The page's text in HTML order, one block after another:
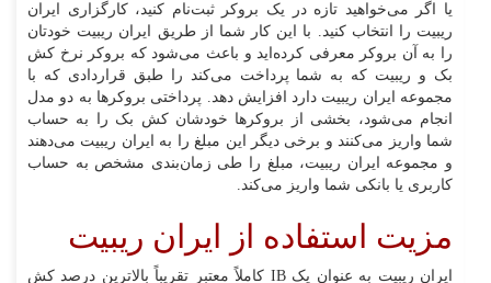
یا اگر می‌خواهید تازه در یک بروکر ثبت‌نام کنید، کارگزاری ایران
ریبیت را انتخاب کنید. با این کار شما از طریق ایران ریبیت خودتان
را به آن بروکر معرفی کرده‌اید و باعث می‌شود که بروکر نرخ کش
بک و ریبیت که به شما پرداخت می‌کند را طبق قراردادی که با
مجموعه ایران ریبیت دارد افزایش دهد. پرداختی بروکرها به دو مدل
انجام می‌شود، بخشی از بروکرها خودشان کش بک را به حساب
شما واریز می‌کنند و برخی دیگر این مبلغ را به ایران ریبیت می‌دهند
و مجموعه ایران ریبیت، مبلغ را طی زمان‌بندی مشخص به حساب
کاربری یا بانکی شما واریز می‌کند.
مزیت استفاده از ایران ریبیت
ایران ریبیت به عنوان یک IB کاملاً معتبر تقریباً بالاترین درصد کش